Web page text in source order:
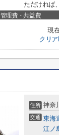
ただければ
管理費・共益費
現
クリ
住所 神奈
交通 東海
江ノ